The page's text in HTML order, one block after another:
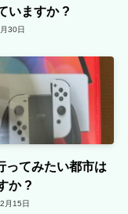
いますか ?
30日
ってみたい都市は
か ?
月15日